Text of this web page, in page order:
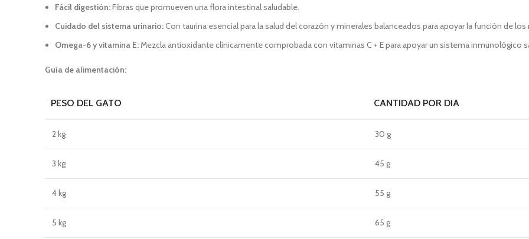
Fácil digestión:Fibras que promueven una flora intestinal saludable.
Cuidado del sistema urinario:Con taurina esencial para la salud del corazón y minerales balanceados para apoyar la función de
Omega-6 y vitamina E:Mezcla antioxidante clínicamente comprobada con vitaminas C + E para apoyar un sistema inmunológico
Guía de alimentación:
PESO DEL GATO CANTIDAD POR DIA
2 kg 30 g
3 kg 45 g
4 kg 55 g
5 kg 65 g